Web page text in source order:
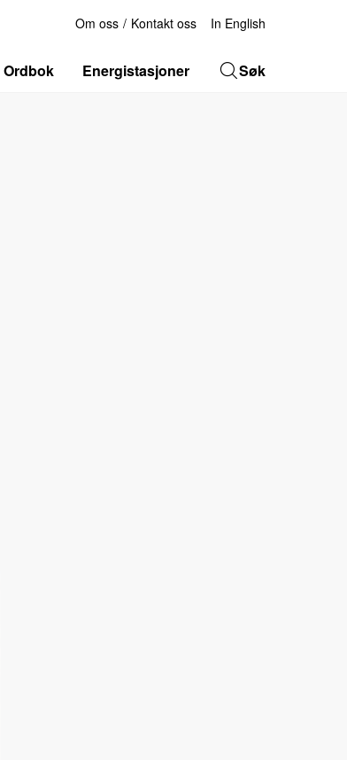
Om oss Kontakt oss In English
Ordbok Energistasjoner Søk